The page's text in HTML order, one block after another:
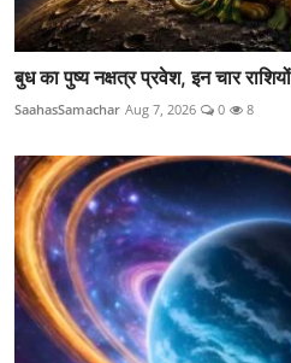
बुध का पुष्य नक्षत्र प्रवेश, इन चार
SaahasSamachar Aug 7, 2026 0 8